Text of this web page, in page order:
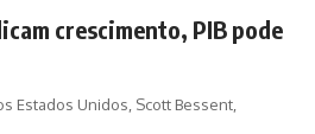
crescimento, PIB pode
Estados Unidos, Scott Bessent,